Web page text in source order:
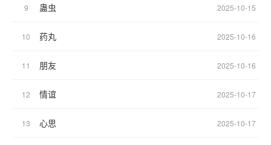
9 蛊虫 2025-10-15
10 药丸 2025-10-16
11 朋友 2025-10-16
12 情谊 2025-10-17
13 心思 2025-10-17